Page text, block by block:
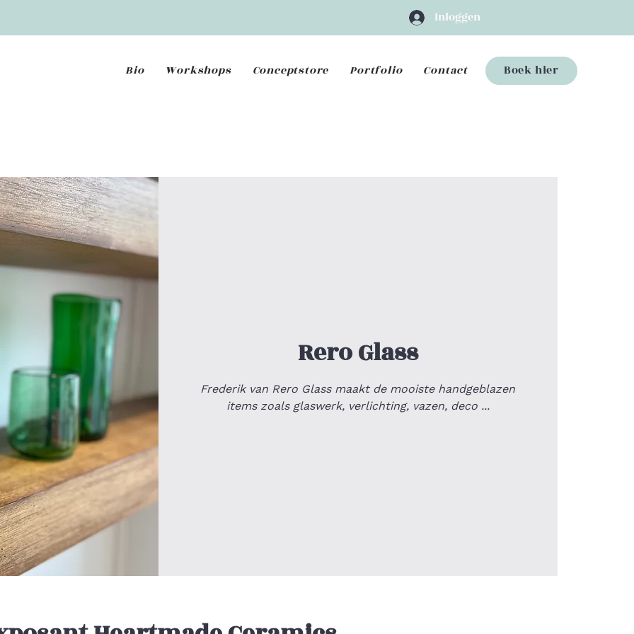
Inloggen
Bio Workshops Conceptstore Portfolio Contact Boek hier
Rero Glass
Frederik van Rero Glass maakt de mooiste handgeblazen
items zoals glaswerk, verlichting, vazen, deco ...